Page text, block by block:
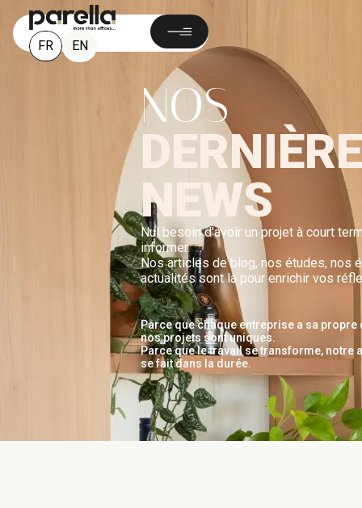
FR EN
NOS
NEWS
Nul besoin d’avoir un projet à court
informer.
Nos articles de blog, nos études, nos
actualités sont là pour enrichir vos
Parce que chaque entreprise a sa propre
nos projets sont uniques.
Parce que le travail se transforme, notre
se fait dans la durée.